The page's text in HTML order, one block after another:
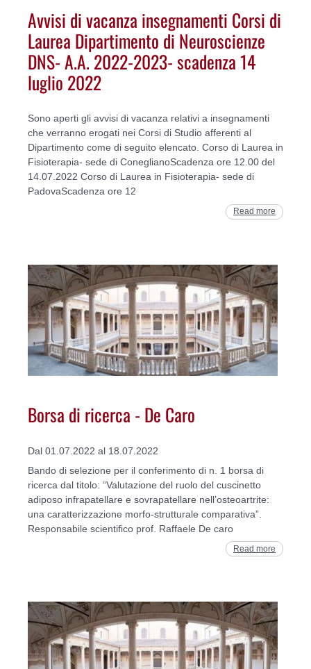
Avvisi di vacanza insegnamenti Corsi di
Laurea Dipartimento di Neuroscienze
DNS- A.A. 2022-2023- scadenza 14
luglio 2022
Sono aperti gli avvisi di vacanza relativi a insegnamenti
che verranno erogati nei Corsi di Studio afferenti al
Dipartimento come di seguito elencato. Corso di Laurea in
Fisioterapia- sede di ConeglianoScadenza ore 12.00 del
14.07.2022 Corso di Laurea in Fisioterapia- sede di
PadovaScadenza ore 12
Read more
Borsa di ricerca - De Caro
Dal 01.07.2022 al 18.07.2022
Bando di selezione per il conferimento di n. 1 borsa di
ricerca dal titolo: “Valutazione del ruolo del cuscinetto
adiposo infrapatellare e sovrapatellare nell’osteoartrite:
una caratterizzazione morfo-strutturale comparativa”.
Responsabile scientifico prof. Raffaele De caro
Read more